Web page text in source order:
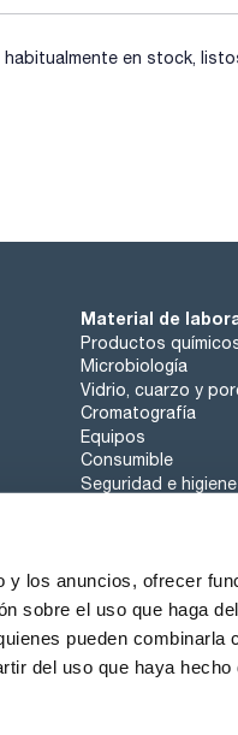
y los anuncios, ofrecer
sobre el uso que haga
pueden combinarla
del uso que haya hecho
en stock,
Material de
Productos
Microbiología
Vidrio, cuarzo y
Cromatografía
Equipos
Consumible
Seguridad e higiene